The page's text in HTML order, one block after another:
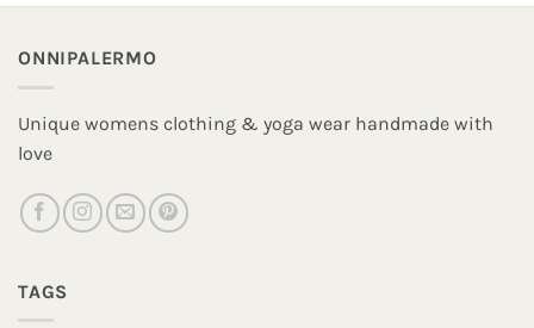
ONNIPALERMO
Unique womens clothing & yoga wear handmade with
love
TAGS